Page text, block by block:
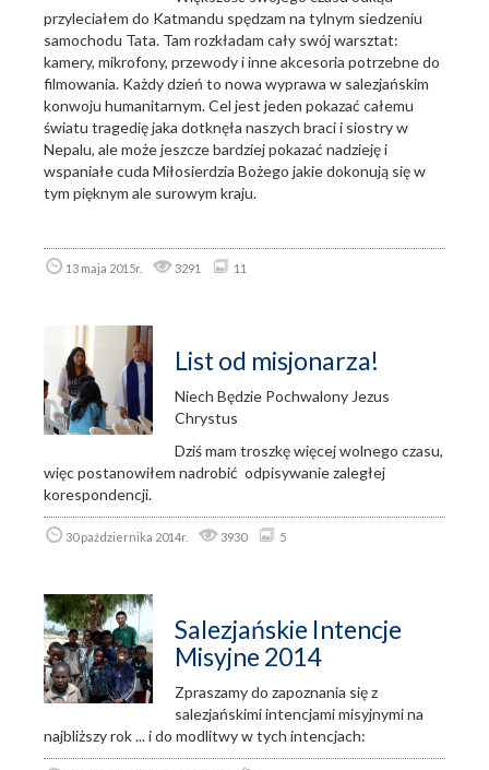
przyleciałem do Katmandu spędzam na tylnym siedzeniu
samochodu Tata. Tam rozkładam cały swój warsztat:
kamery, mikrofony, przewody i inne akcesoria potrzebne do
filmowania. Każdy dzień to nowa wyprawa w salezjańskim
konwoju humanitarnym. Cel jest jeden pokazać całemu
światu tragedię jaka dotknęła naszych braci i siostry w
Nepalu, ale może jeszcze bardziej pokazać nadzieję i
wspaniałe cuda Miłosierdzia Bożego jakie dokonują się w
tym pięknym ale surowym kraju.
13 maja 2015r. 3291 11
List od misjonarza!
Niech Będzie Pochwalony Jezus
Chrystus
Dziś mam troszkę więcej wolnego czasu,
więc postanowiłem nadrobić odpisywanie zaległej
korespondencji.
30 października 2014r. 3930 5
Salezjańskie Intencje
Misyjne 2014
Zpraszamy do zapoznania się z
salezjańskimi intencjami misyjnymi na
najbliższy rok ... i do modlitwy w tych intencjach: